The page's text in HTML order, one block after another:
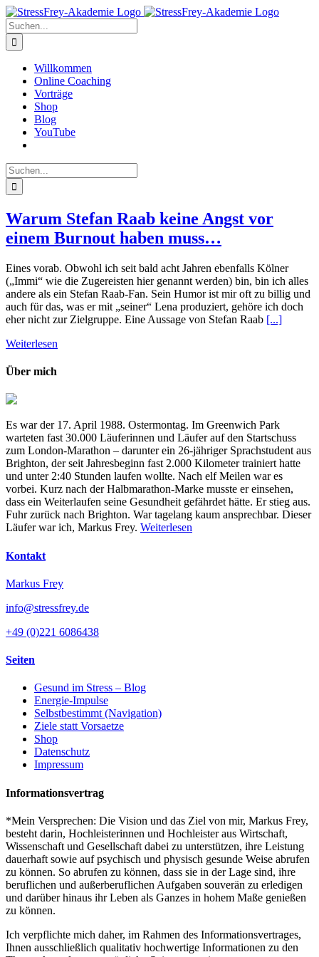
Zum
Inhalt
springen
Suche
nach:
Willkommen
Online Coaching
Vorträge
Shop
Blog
YouTube
Suche
nach:
Warum Stefan Raab keine Angst vor
einem Burnout haben muss…
Eines vorab. Obwohl ich seit bald acht Jahren ebenfalls Kölner
(„Immi“ wie die Zugereisten hier genannt werden) bin, bin ich alles
andere als ein Stefan Raab-Fan. Sein Humor ist mir oft zu billig und
auch für das, was er mit „seiner“ Lena produziert, gehöre ich doch
eher nicht zur Zielgruppe. Eine Aussage von Stefan Raab [...]
Weiterlesen
Über mich
Es war der 17. April 1988. Ostermontag. Im Greenwich Park
warteten fast 30.000 Läuferinnen und Läufer auf den Startschuss
zum London-Marathon – darunter ein 26-jähriger Sprachstudent aus
Brighton, der seit Jahresbeginn fast 2.000 Kilometer trainiert hatte
und unter 2:40 Stunden laufen wollte. Nach elf Meilen war es
vorbei. Kurz nach der Halbmarathon-Marke musste er einsehen,
dass ein Weiterlaufen seine Gesundheit gefährdet hätte. Er stieg aus.
Fuhr zurück nach Brighton. War tagelang kaum ansprechbar. Dieser
Läufer war ich, Markus Frey. Weiterlesen
Kontakt
Markus Frey
info@stressfrey.de
+49 (0)221 6086438
Seiten
Gesund im Stress – Blog
Energie-Impulse
Selbstbestimmt (Navigation)
Ziele statt Vorsaetze
Shop
Datenschutz
Impressum
Informationsvertrag
*Mein Versprechen: Die Vision und das Ziel von mir, Markus Frey,
besteht darin, Hochleisterinnen und Hochleister aus Wirtschaft,
Wissenschaft und Gesellschaft dabei zu unterstützen, ihre Leistung
dauerhaft sowie auf psychisch und physisch gesunde Weise abrufen
zu können. So abrufen zu können, dass sie in der Lage sind, ihre
beruflichen und außerberuflichen Aufgaben souverän zu erledigen
und darüber hinaus ihr Leben als Ganzes in hohem Maße genießen
zu können.
Ich verpflichte mich daher, im Rahmen des Informationsvertrages,
Ihnen ausschließlich qualitativ hochwertige Informationen zu den